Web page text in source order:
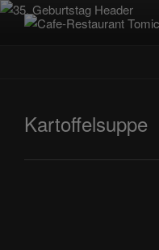
Zum
Inhalt
Kartoffelsuppe